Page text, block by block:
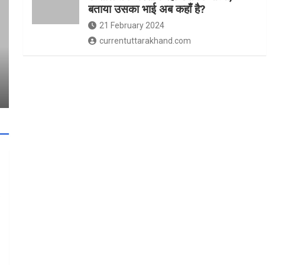
बताया उसका भाई अब कहाँ है?
21 February 2024
currentuttarakhand.com